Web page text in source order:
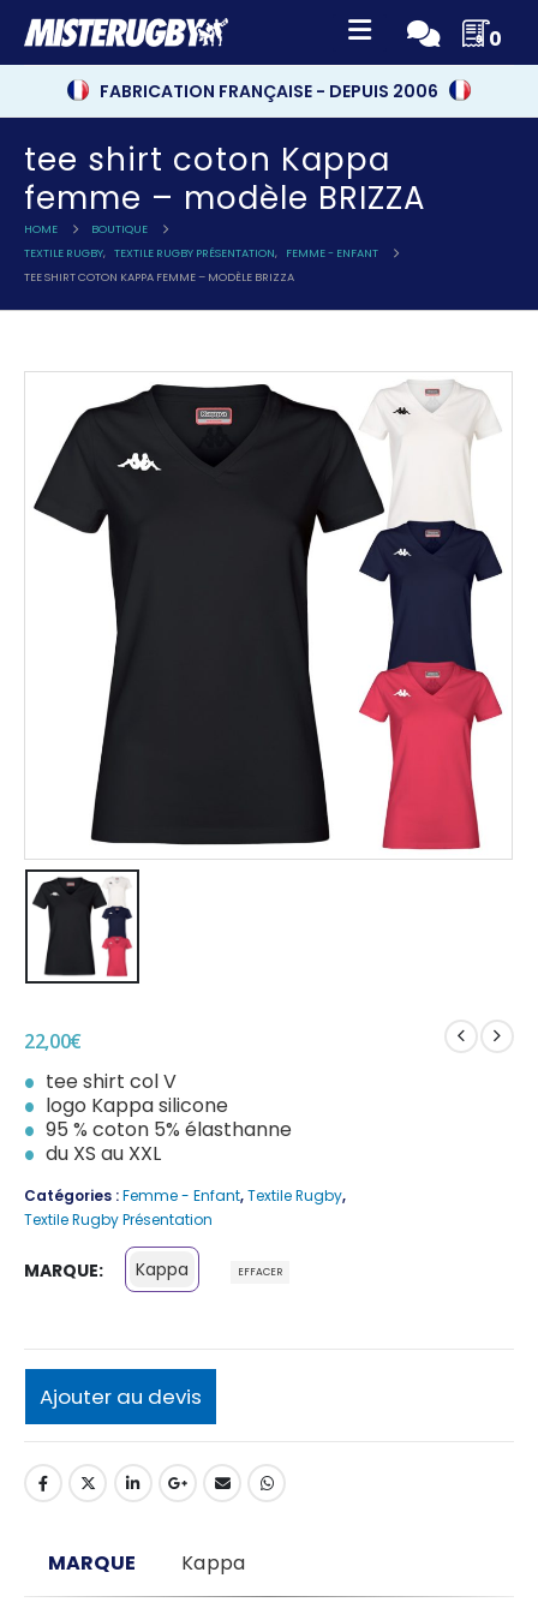
0
FABRICATION FRANÇAISE - DEPUIS 2006
tee shirt coton Kappa
femme – modèle BRIZZA
HOME
BOUTIQUE
TEXTILE RUGBY, TEXTILE RUGBY PRÉSENTATION,
FEMME - ENFANT
TEE SHIRT COTON KAPPA FEMME – MODÈLE BRIZZA
22,00€
tee shirt col V
logo Kappa silicone
95 % coton 5% élasthanne
du XS au XXL
Catégories :Femme - Enfant,Textile Rugby,
Textile Rugby Présentation
MARQUE Kappa EFFACER
Ajouter au devis
MARQUE Kappa